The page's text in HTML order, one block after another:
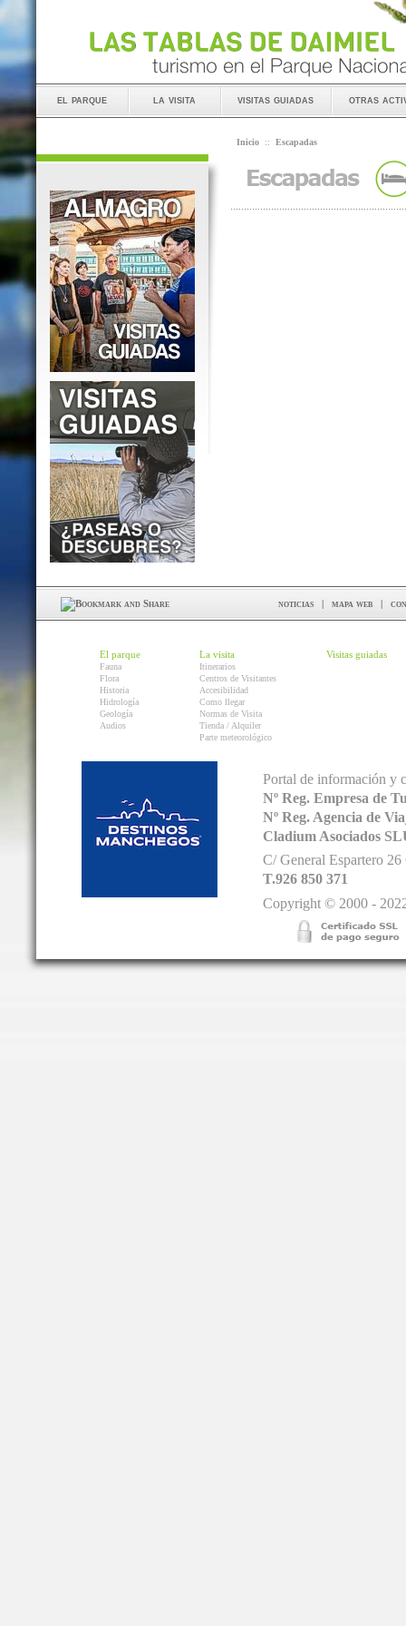
el parque la visita visitas guiadas otras
Inicio :: Escapadas
noticias | mapa web |
El parque
Fauna
Flora
Historia
Hidrología
Geología
Audios
La visita
Itinerarios
Centros de Visitantes
Accesibilidad
Como llegar
Normas de Visita
Tienda / Alquiler
Parte meteorológico
Visitas guiadas
Portal de información y
Nº Reg. Empresa de
Nº Reg. Agencia de
Cladium Asociados
C/ General Espartero
T.926 850 371
Copyright © 2000 -